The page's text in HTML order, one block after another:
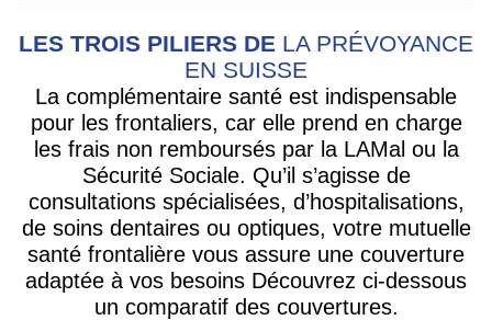
LES TROIS PILIERS DE LA PRÉVOYANCE
EN SUISSE
La complémentaire santé est indispensable
pour les frontaliers, car elle prend en charge
les frais non remboursés par la LAMal ou la
Sécurité Sociale. Qu’il s’agisse de
consultations spécialisées, d’hospitalisations,
de soins dentaires ou optiques, votre mutuelle
santé frontalière vous assure une couverture
adaptée à vos besoins Découvrez ci-dessous
un comparatif des couvertures.